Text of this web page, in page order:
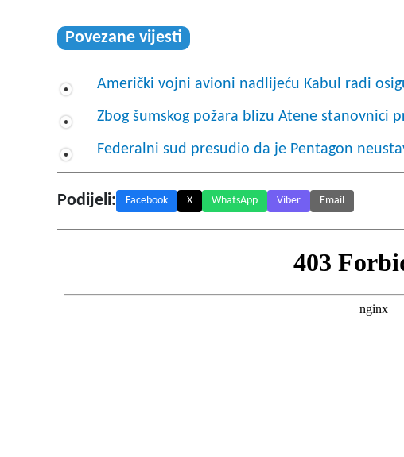
Povezane vijesti
Američki vojni avioni nadlijeću Kabul radi
Zbog šumskog požara blizu Atene stanovnici
Federalni sud presudio da je Pentagon
Podijeli: Facebook X WhatsApp Viber Email